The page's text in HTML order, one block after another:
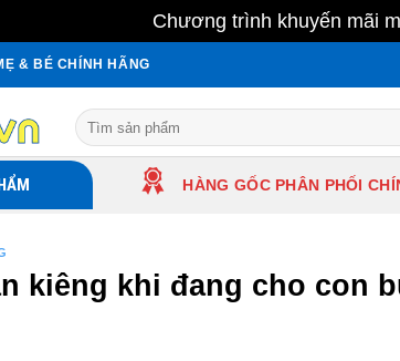
Chương trình khuyến mãi
& BÉ CHÍNH HÃNG
Search
for:
HÀNG GỐC PHÂN PHỐI
kiêng khi đang cho con